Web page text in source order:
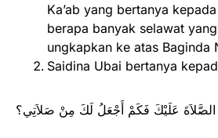
Ka’ab yang bertanya
berapa banyak selawat
ungkapkan ke atas Baginda
Saidina Ubai bertanya
الصَّلاَةَ عَلَيْكَ فَكَمْ أَجْعَلُ لَكَ مِنْ صَلاَتِي؟